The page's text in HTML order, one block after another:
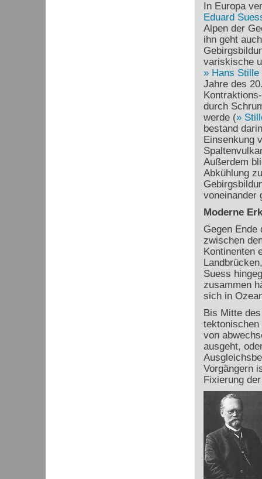
In Europa
Eduard
Alpen der
ihn geht
variskische
Hans Stille
Jahre des
durch
werde (
bestand
Einsenkung
Außerdem
Abkühlung
voneinander
Moderne
Gegen Ende
zwischen
Kontinenten
Suess
zusammen
sich in
Bis Mitte
tektonischen
von
ausgeht,
Vorgängern
Fixierung